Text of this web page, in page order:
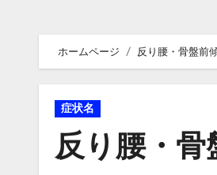
ホームページ 反り腰・骨盤前
症状名
反り腰・骨